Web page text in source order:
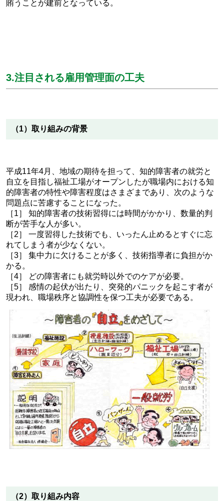
賄うことが建前となっている。
3.注目される雇用管理面の工夫
（1）取り組みの背景
平成11年4月、地域の期待を担って、知的障害者の就労と
自立を目指し福祉工場がオープンしたが職場内における知
的障害者の特性や障害程度はさまざまであり、次のような
問題点に苦慮することになった。
［1］ 知的障害者の技術習得には時間がかかり、数量的判
断が苦手な人が多い。
［2］ 一度習得した技術でも、いったん止めるとすぐに忘
れてしまう者が少なくない。
［3］ 集中力に欠けることが多く、技術指導者に負担がか
かる。
［4］ どの障害者にも就労時以外でのケアが必要。
［5］ 感情の起伏が出たり、突発的パニックを起こす者が
現われ、職場秩序と協調性を保つ工夫が必要である。
（2）取り組み内容